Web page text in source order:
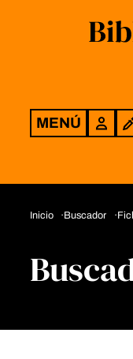
MENÚ Login
Inicio Buscador